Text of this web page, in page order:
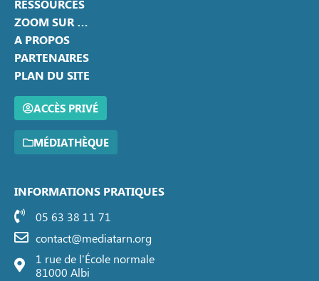
RESSOURCES
ZOOM SUR …
A PROPOS
PARTENAIRES
PLAN DU SITE
ACCÈS PRIVÉ
MÉDIATHÈQUE
INFORMATIONS PRATIQUES
05 63 38 11 71
contact@mediatarn.org
1 rue de l'École normale
81000 Albi